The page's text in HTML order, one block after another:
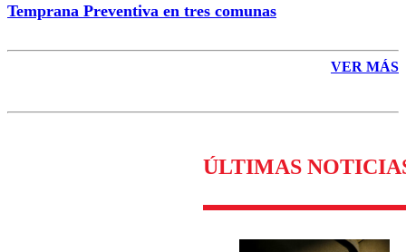
Temprana Preventiva en tres comunas
VER MÁS
ÚLTIMAS